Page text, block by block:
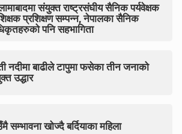
संयुक्त राष्ट्रसंघीय सैनिक पर्यवेक्षक
प्रशिक्षण सम्पन्न, नेपालका सैनिक
पनि सहभागिता
नदीमा बाढीले टापुमा फसेका तीन जनाको
उद्धार
सम्भावना खोज्दै बर्दियाका महिला